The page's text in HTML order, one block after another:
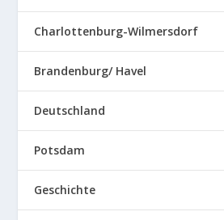
Charlottenburg-Wilmersdorf
Brandenburg/ Havel
Deutschland
Potsdam
Geschichte